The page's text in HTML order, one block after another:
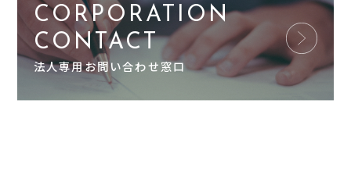
CORPORATION
CONTACT
法人専用お問い合わせ窓口